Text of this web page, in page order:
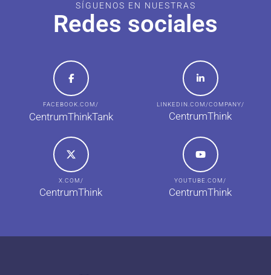
SÍGUENOS EN NUESTRAS
Redes sociales
FACEBOOK.COM/
CentrumThinkTank
LINKEDIN.COM/COMPANY/
CentrumThink
X.COM/
CentrumThink
YOUTUBE.COM/
CentrumThink